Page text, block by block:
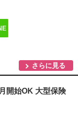
さらに見る
開始OK 大型保険